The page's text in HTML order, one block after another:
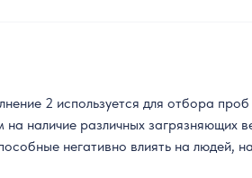
2 используется для отбора проб
наличие различных загрязняющих
негативно влиять на людей,